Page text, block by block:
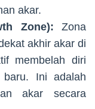
akar.
Zone): Zona
akhir akar di
membelah diri
baru. Ini adalah
akar secara